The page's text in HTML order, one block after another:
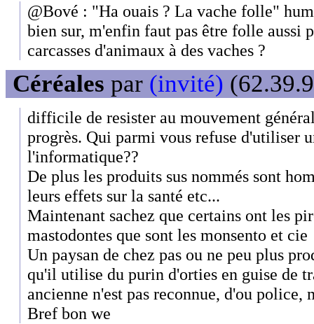
@Bové : "Ha ouais ? La vache folle"
bien sur, m'enfin faut pas être folle aussi
carcasses d'animaux à des vaches ?
Céréales par (invité)
difficile de resister au mouvement
progrès. Qui parmi vous refuse d'utiliser
l'informatique??
De plus les produits sus nommés sont
leurs effets sur la santé etc...
Maintenant sachez que certains ont les
mastodontes que sont les monsento et cie
Un paysan de chez pas ou ne peu plus
qu'il utilise du purin d'orties en guise de
ancienne n'est pas reconnue, d'ou police,
Bref bon we